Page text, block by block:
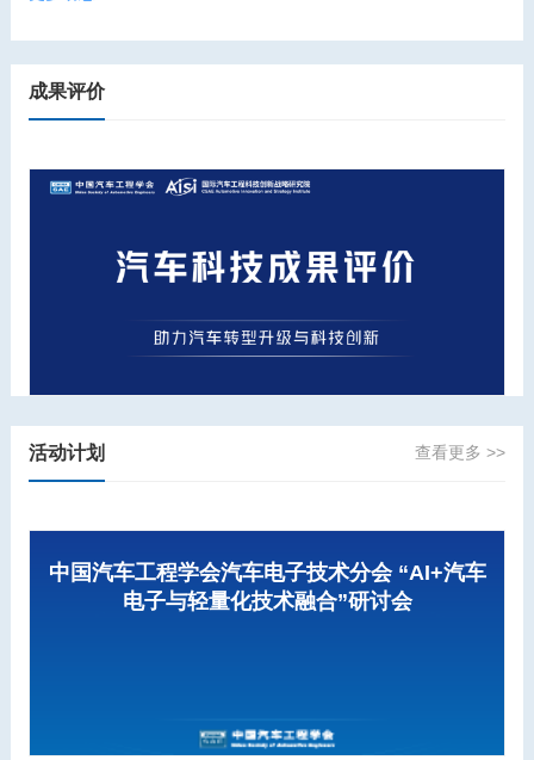
成果评价
活动计划 查看更多 >>
中国汽车工程学会汽车电子技术分会 “AI+汽车
电子与轻量化技术融合”研讨会